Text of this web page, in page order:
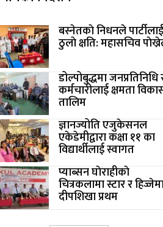
बस्नेतकाे निधनले पार्टीलाई
ठुलाे क्षति: महासचिव
डोल्पोबुद्धमा जनप्रतिनिधि
कर्मचारीलाई क्षमता
तालिम
ज्ञानज्योति एजुकेसनल
एकेडेमीद्वारा कक्षा ११ का
विद्यार्थीलाई स्वागत
प्याब्सन घाेराहीकाे
चित्रकलामा स्टार र
दीपशिखा प्रथम